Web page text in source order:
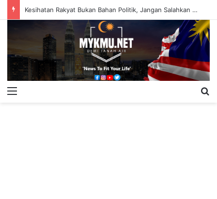
Kesihatan Rakyat Bukan Bahan Politik, Jangan Salahkan Onn Hafiz – Haslinda Salleh